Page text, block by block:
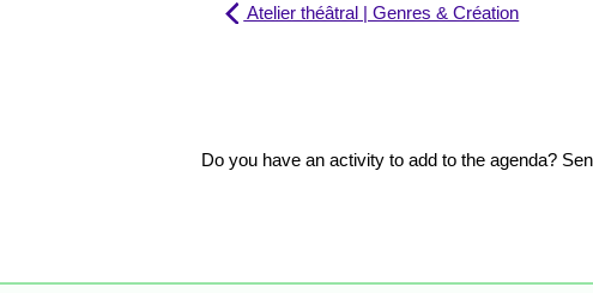
Atelier théâtral | Genres & Création
Do you have an activity to add to the agenda?